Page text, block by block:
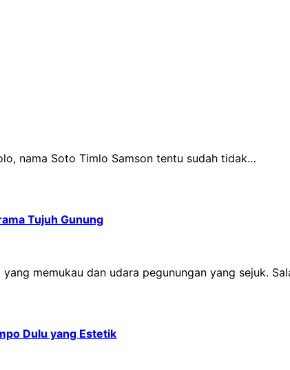
nama Soto Timlo Samson tentu sudah tidak…
Tujuh Gunung
memukau dan udara pegunungan yang sejuk.
Dulu yang Estetik